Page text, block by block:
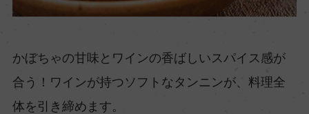
かぼちゃの甘味とワインの香ばしいスパイス感が
合う！ワインが持つソフトなタンニンが、料理全
体を引き締めます。